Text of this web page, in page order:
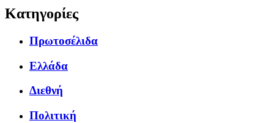
Κατηγορίες
Πρωτοσέλιδα
Ελλάδα
Διεθνή
Πολιτική